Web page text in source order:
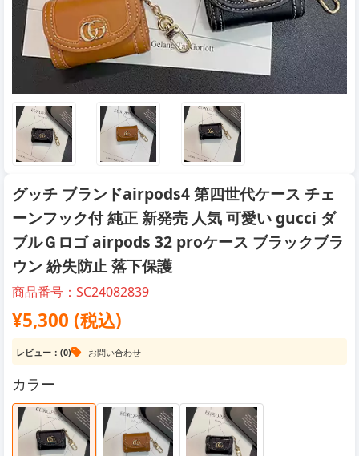
グッチ ブランドairpods4 第四世代ケース チェ
ーンフック付 純正 新発売 人気 可愛い gucci ダ
ブルＧロゴ airpods 32 proケース ブラックブラ
ウン 紛失防止 落下保護
商品番号：SC24082839
¥5,300 (税込)
レビュー：(0) お問い合わせ
カラー